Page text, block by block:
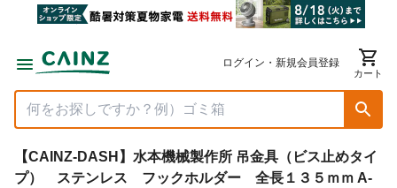
ログイン・新規会員登録
カート
【CAINZ-DASH】水本機械製作所 吊金具（ビス止めタイ
プ） ステンレス フックホルダー 全長１３５ｍｍ A-